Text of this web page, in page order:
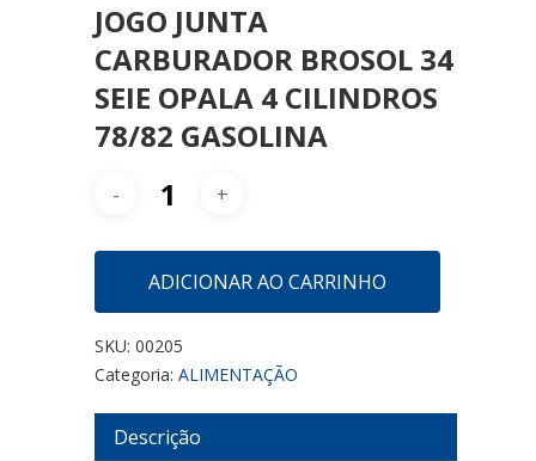
JOGO JUNTA
CARBURADOR BROSOL 34
SEIE OPALA 4 CILINDROS
78/82 GASOLINA
ADICIONAR AO CARRINHO
SKU: 00205
Categoria: ALIMENTAÇÃO
Descrição